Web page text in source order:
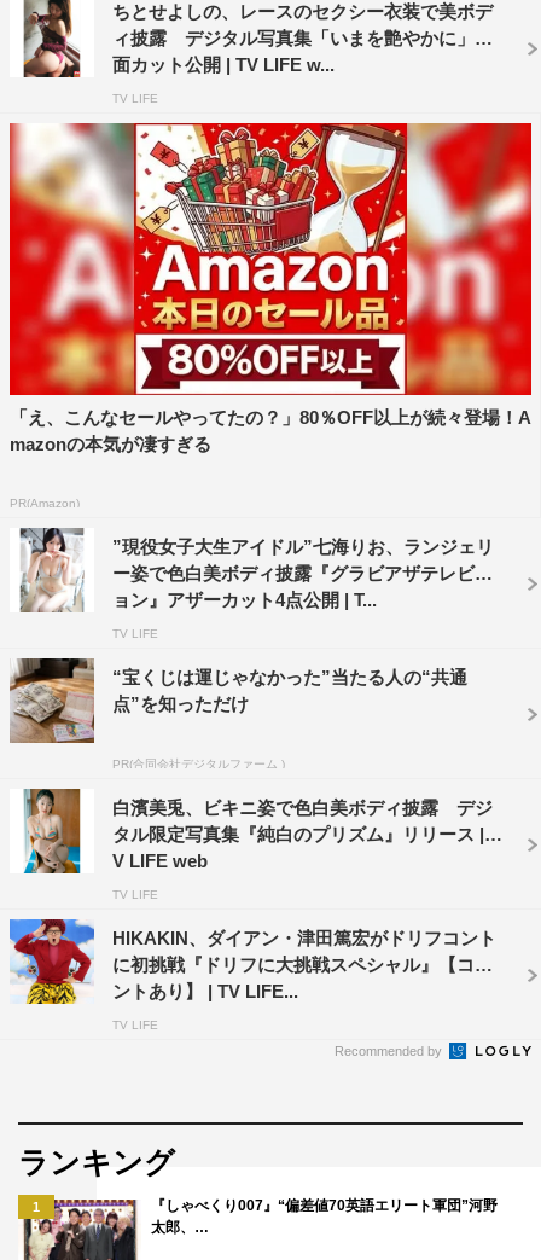
ちとせよしの、レースのセクシー衣装で美ボデ
ィ披露 デジタル写真集「いまを艶やかに」誌
面カット公開 | TV LIFE w...
TV LIFE
「え、こんなセールやってたの？」80％OFF以上が続々登場！A
mazonの本気が凄すぎる
PR(Amazon)
”現役女子大生アイドル”七海りお、ランジェリ
ー姿で色白美ボディ披露『グラビアザテレビジ
ョン』アザーカット4点公開 | T...
TV LIFE
“宝くじは運じゃなかった”当たる人の“共通
点”を知っただけ
PR(合同会社デジタルファーム )
白濱美兎、ビキニ姿で色白美ボディ披露 デジ
タル限定写真集『純白のプリズム』リリース | T
V LIFE web
TV LIFE
HIKAKIN、ダイアン・津田篤宏がドリフコント
に初挑戦『ドリフに大挑戦スペシャル』【コメ
ントあり】 | TV LIFE...
TV LIFE
Recommended by
ランキング
1
『しゃべくり007』“偏差値70英語エリート軍団”河野
太郎、…